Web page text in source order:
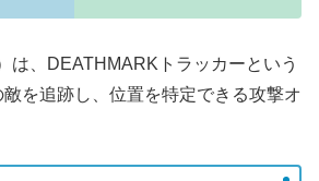
は、DEATHMARKトラッカーという
を追跡し、位置を特定できる攻撃オ